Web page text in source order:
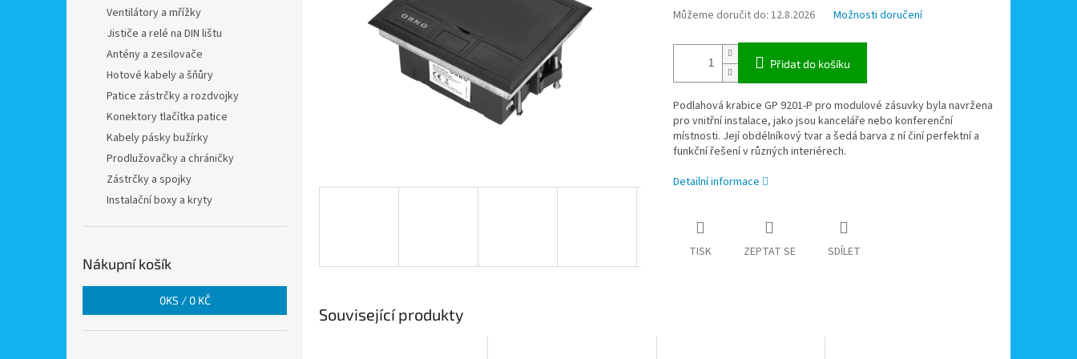
Ventilátory a mřížky
Jističe a relé na DIN lištu
Antény a zesilovače
Hotové kabely a šňůry
Patice zástrčky a rozdvojky
Konektory tlačítka patice
Kabely pásky bužírky
Prodlužovačky a chráničky
Zástrčky a spojky
Instalační boxy a kryty
Nákupní košík
0KS / 0 KČ
Můžeme doručit do: 12.8.2026 Možnosti doručení
Přidat do košíku
Podlahová krabice GP 9201-P pro modulové zásuvky byla navržena
pro vnitřní instalace, jako jsou kanceláře nebo konferenční
místnosti. Její obdélníkový tvar a šedá barva z ní činí perfektní a
funkční řešení v různých interiérech.
Detailní informace
TISK ZEPTAT SE SDÍLET
Související produkty